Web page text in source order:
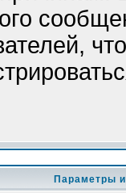
Параметры